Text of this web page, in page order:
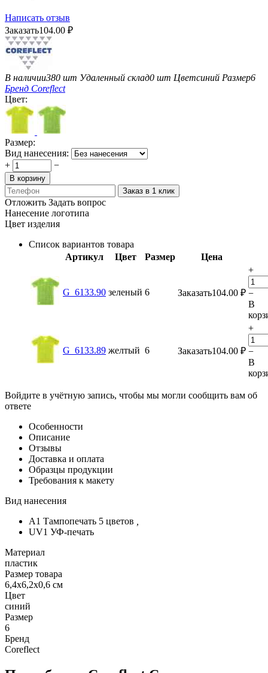
Написать отзыв
Заказать104.00 ₽
В наличии380 шт Удаленный склад0 шт Цветсиний Размер6
Бренд Coreflect
Цвет:
Размер:
Вид нанесения:
+
−
В корзину
Заказ в 1 клик
Отложить Задать вопрос
Нанесение логотипа
Цвет изделия
Список вариантов товара
Артикул
Цвет Размер Цена
G_6133.90 зеленый 6 Заказать104.00 ₽
+
−
В
G_6133.89 желтый 6 Заказать104.00 ₽
+
−
В
Войдите в учётную запись, чтобы мы могли сообщить вам об
ответе
Особенности
Описание
Отзывы
Доставка и оплата
Образцы продукции
Требования к макету
Вид нанесения
A1 Тампопечать 5 цветов
UV1 УФ-печать
Материал
пластик
Размер товара
6,4х6,2х0,6 см
Цвет
синий
Размер
6
Бренд
Coreflect